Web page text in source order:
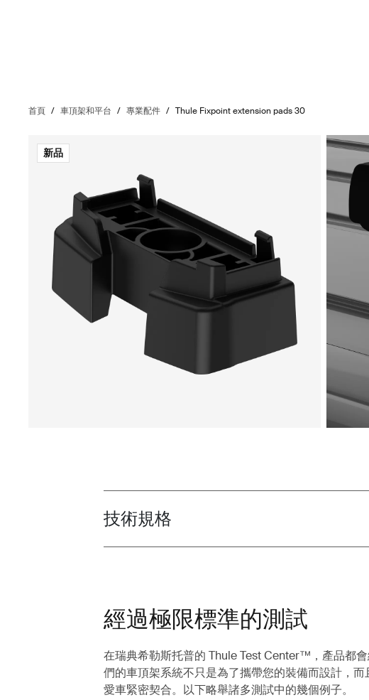
首頁 / 車頂架和平台 / 專業配件 / Thule Fixpoint extension pads 30
新品
Toggle techspec
技術規格
經過極限標準的測試
在瑞典希勒斯托普的 Thule Test Center™，產品都
們的車頂架系統不只是為了攜帶您的裝備而設計，而
愛車緊密契合。以下略舉諸多測試中的幾個例子。